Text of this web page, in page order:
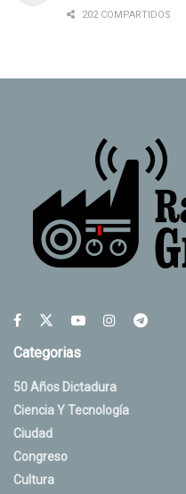
202 COMPARTIDOS
Categorias
50 Años Dictadura
Ciencia Y Tecnología
Ciudad
Congreso
Cultura